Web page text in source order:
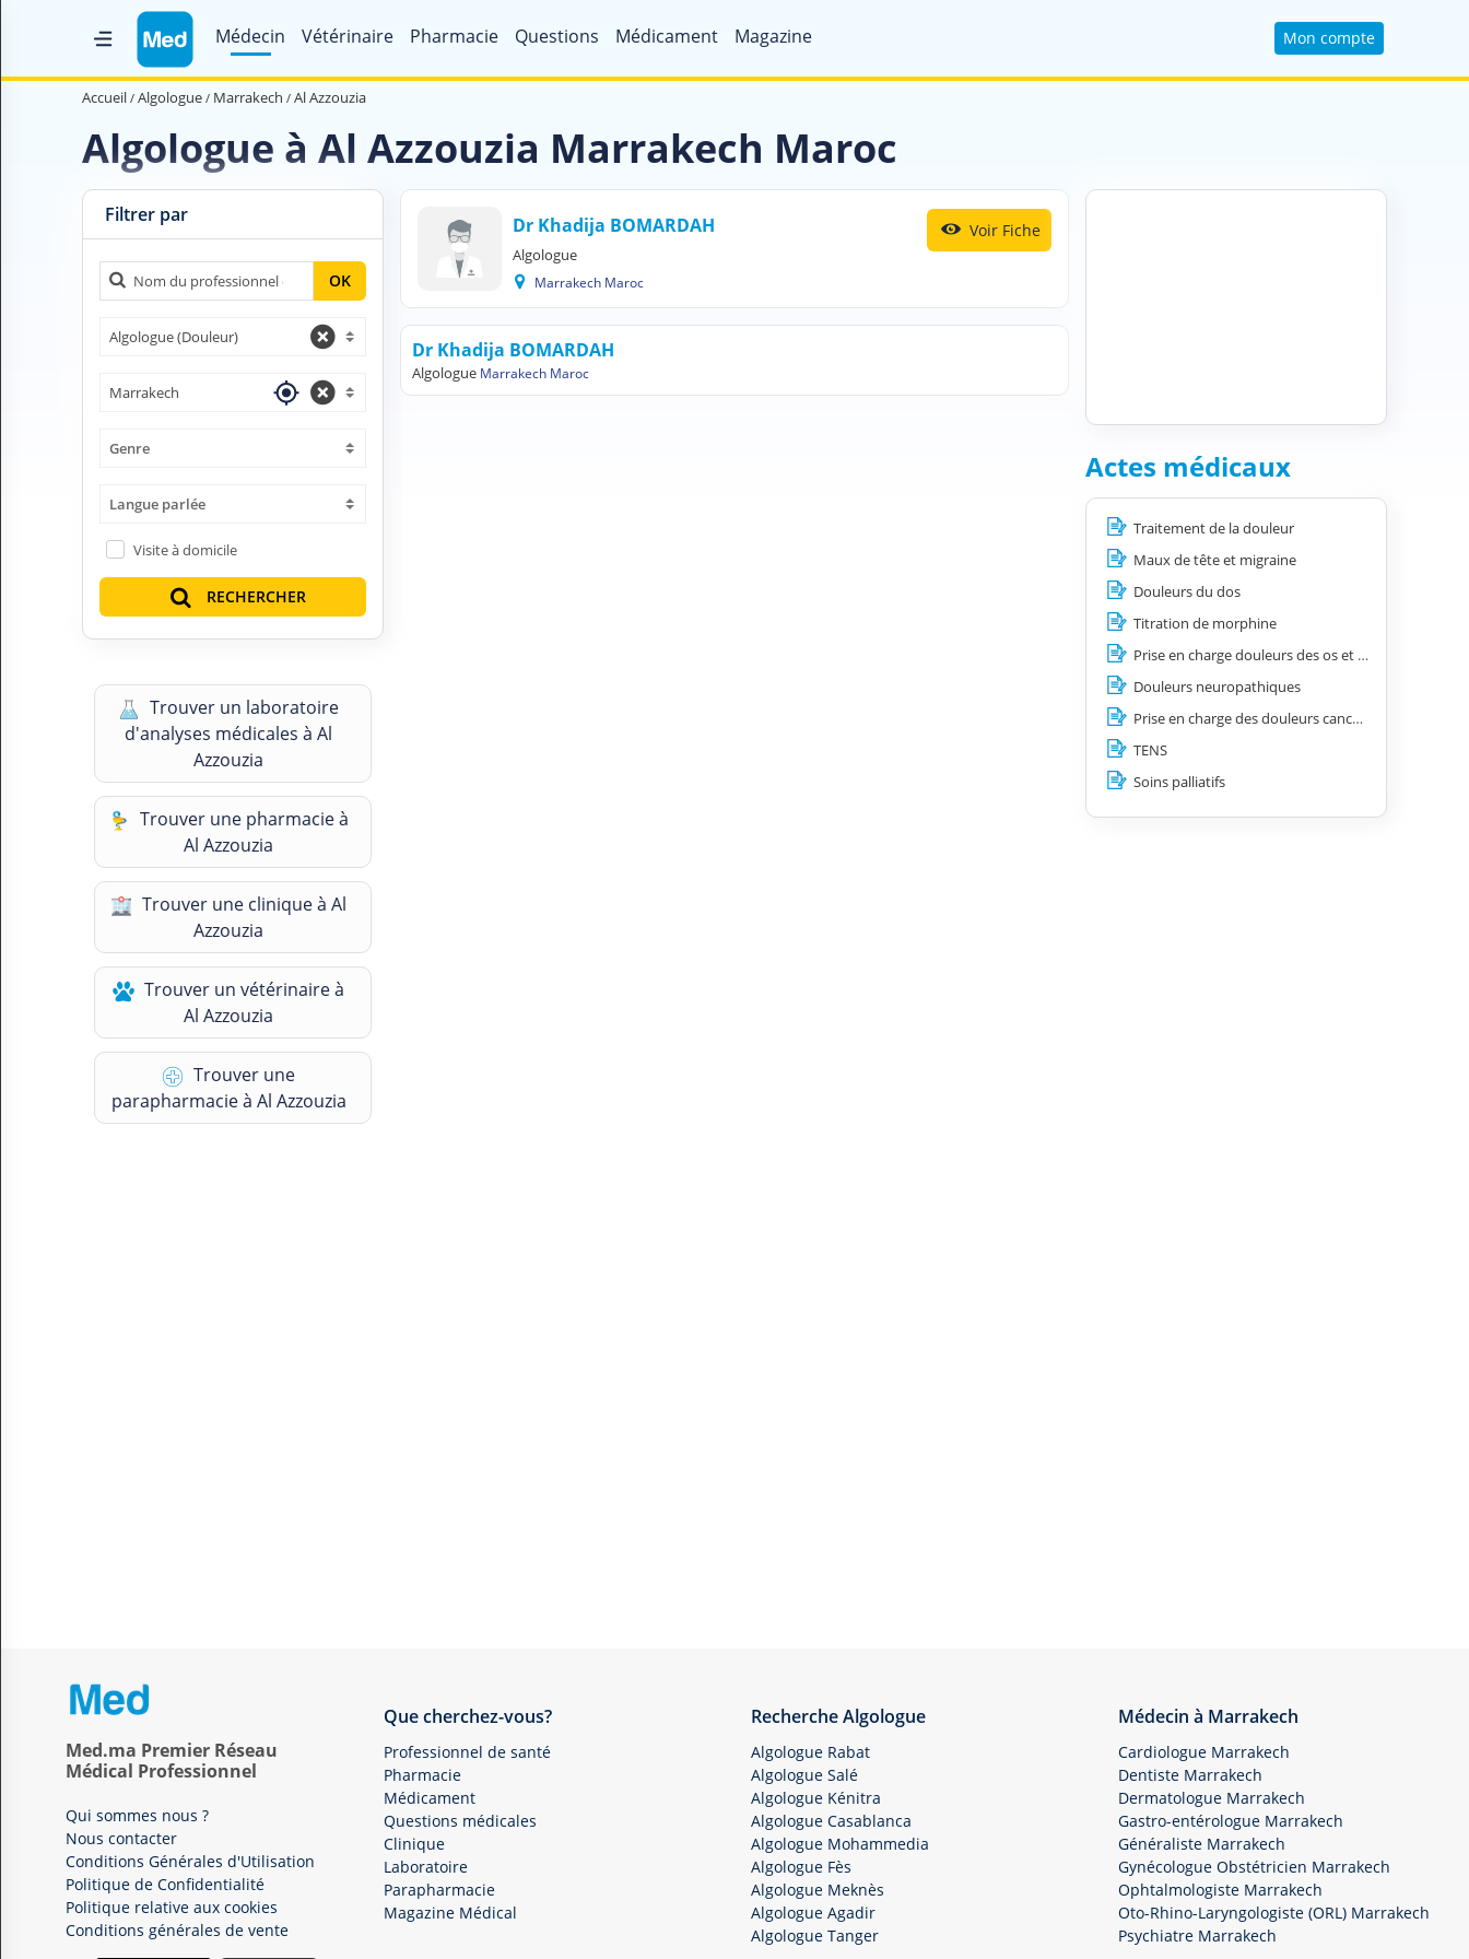
Médecin Vétérinaire Pharmacie Questions Médicament Magazine
Mon compte
Accueil
Magazine Médical
Nous contacter
Professionnel de santé
Médicament
Clinique
Vétérinaire
Accueil Algologue Marrakech Al Azzouzia
Algologue à Al Azzouzia Marrakech Maroc
Filtrer par
OK
Algologue (Douleur)
Marrakech
Genre
Langue parlée
Visite à domicile
RECHERCHER
Trouver un laboratoire
d'analyses médicales à Al
Azzouzia
Trouver une pharmacie à
Al Azzouzia
Trouver une clinique à Al
Azzouzia
Trouver un vétérinaire à
Al Azzouzia
Trouver une
parapharmacie à Al Azzouzia
Dr Khadija BOMARDAH
Algologue
Marrakech Maroc
Voir Fiche
Dr Khadija BOMARDAH
Algologue Marrakech Maroc
Actes médicaux
Traitement de la douleur
Maux de tête et migraine
Douleurs du dos
Titration de morphine
Prise en charge douleurs des os et des articulations
Douleurs neuropathiques
Prise en charge des douleurs cancéreuses
TENS
Soins palliatifs
Med.ma Premier Réseau
Médical Professionnel
Qui sommes nous ?
Nous contacter
Conditions Générales d'Utilisation
Politique de Confidentialité
Politique relative aux cookies
Conditions générales de vente
Que cherchez-vous?
Professionnel de santé
Pharmacie
Médicament
Questions médicales
Clinique
Laboratoire
Parapharmacie
Magazine Médical
Recherche Algologue
Algologue Rabat
Algologue Salé
Algologue Kénitra
Algologue Casablanca
Algologue Mohammedia
Algologue Fès
Algologue Meknès
Algologue Agadir
Algologue Tanger
Médecin à Marrakech
Cardiologue Marrakech
Dentiste Marrakech
Dermatologue Marrakech
Gastro-entérologue Marrakech
Généraliste Marrakech
Gynécologue Obstétricien Marrakech
Ophtalmologiste Marrakech
Oto-Rhino-Laryngologiste (ORL) Marrakech
Psychiatre Marrakech